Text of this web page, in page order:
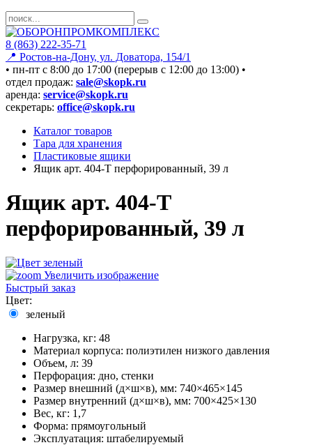
8 (863) 222-35-71
📍 Ростов-на-Дону, ул. Доватора, 154/1
• пн-пт c 8:00 до 17:00 (перерыв с 12:00 до 13:00) •
отдел продаж: sale@skopk.ru
аренда: service@skopk.ru
секретарь: office@skopk.ru
Каталог товаров
Тара для хранения
Пластиковые ящики
Ящик арт. 404-Т перфорированный, 39 л
Ящик арт. 404-Т
перфорированный, 39 л
Увеличить изображение
Быстрый заказ
Цвет:
зеленый
Нагрузка, кг: 48
Материал корпуса: полиэтилен низкого давления
Объем, л: 39
Перфорация: дно, стенки
Размер внешний (д×ш×в), мм: 740×465×145
Размер внутренний (д×ш×в), мм: 700×425×130
Вес, кг: 1,7
Форма: прямоугольный
Эксплуатация: штабелируемый